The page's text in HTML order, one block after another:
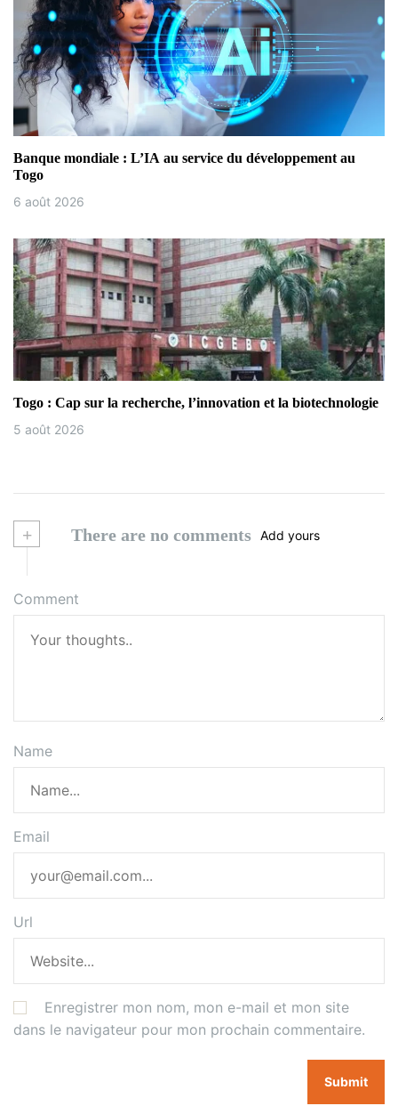
Banque mondiale : L’IA au service du développement au
Togo
6 août 2026
Togo : Cap sur la recherche, l’innovation et la biotechnologie
5 août 2026
+ There are no comments Add yours
Comment
Name
Email
Url
Enregistrer mon nom, mon e-mail et mon site
dans le navigateur pour mon prochain commentaire.